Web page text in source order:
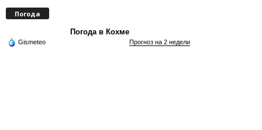
Погода
Погода в Кохме
Gismeteo Прогноз на 2 недели